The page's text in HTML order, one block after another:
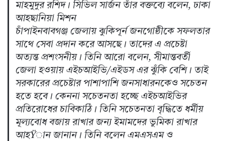
মাহমুদুর রশিদ। সিভিল সার্জন তাঁর বক্তব্যে বলেন, ঢাকা
আহছানিয়া মিশন
চাঁপাইনবাবগঞ্জ জেলায় ঝুকিপূর্ন জনগোষ্ঠীকে সফলতার
সাথে সেবা প্রদান করে আসছে। তাদের এ প্রচেষ্টা
অত্যন্ত প্রশংসনীয়। তিনি আরো বলেন, সীমান্তবর্তী
জেলা হওয়ায় এইচআইভি/এইডস এর ঝুঁকি বেশি। তাই
সরকারের প্রচেষ্টার পাশাপাশি জনসাধারনকেও সচেতন
হতে হবে। কেননা সচেতনতা হচ্ছে এইচআইভির
প্রতিরোধের চাবিকাঠি। তিনি সচেতনতা বৃদ্ধিতে ধর্মীয়
মূল্যবোধ বজায় রাখার জন্য ইমামদের ভুমিকা রাখার
আহŸান জানান। তিনি বলেন এমএসএম ও